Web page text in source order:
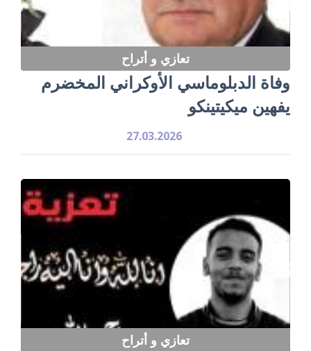
تعازي و أتراح
وفاة الدبلوماسي الأوكراني المخضرم
يفهين ميكيتينكو
27.03.2026
تعازي و أتراح